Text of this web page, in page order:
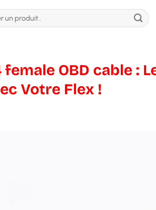
female OBD cable :
Votre Flex !